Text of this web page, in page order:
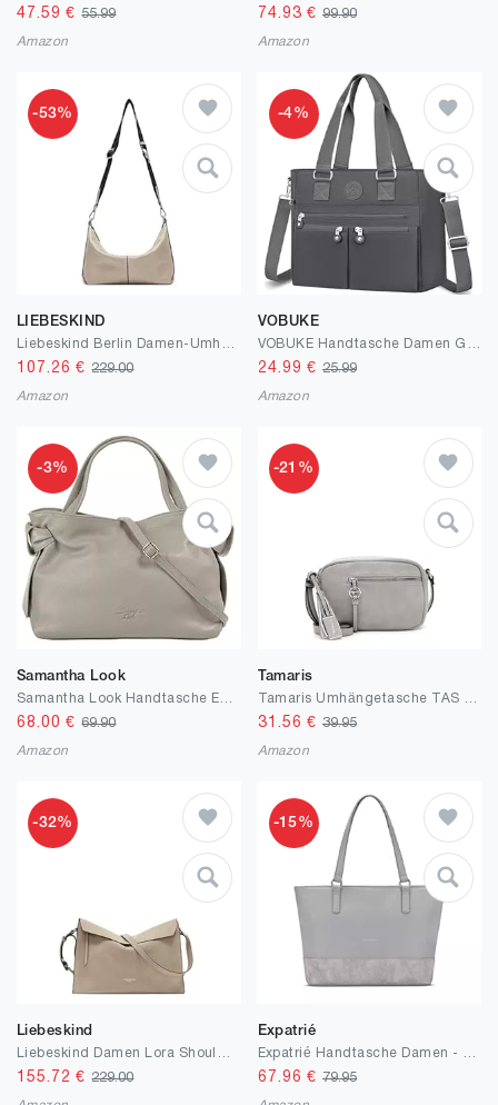
47.59 €55.99
Amazon
74.93 € 99.90
Amazon
-53%
LIEBESKIND
107.26 €229.00
Amazon
-4%
VOBUKE
24.99 € 25.99
Amazon
-3%
Samantha Look
68.00 €69.90
Amazon
-21%
Tamaris
31.56 € 39.95
Amazon
-32%
Liebeskind
155.72 €229.00
-15%
Expatrié
67.96 € 79.95